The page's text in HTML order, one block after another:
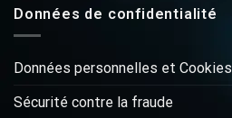
Données de confidentialité
Données personnelles et Cookies
Sécurité contre la fraude